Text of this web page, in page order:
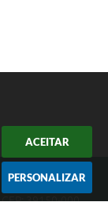
ACEITAR
PERSONALIZAR